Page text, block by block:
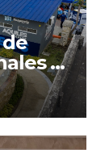
a
la